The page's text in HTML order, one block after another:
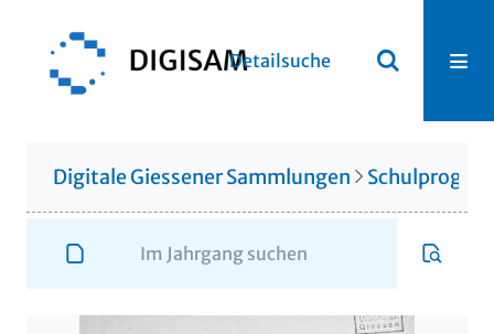
Detailsuche
Digitale Giessener Sammlungen